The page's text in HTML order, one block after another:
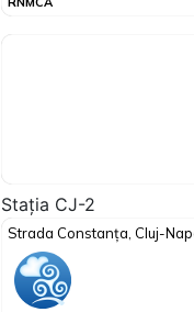
Stația CJ-2